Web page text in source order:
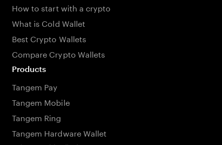
How to start with a crypto
What is Cold Wallet
Best Crypto Wallets
Compare Crypto Wallets
Products
Tangem Pay
Tangem Mobile
Tangem Ring
Tangem Hardware Wallet